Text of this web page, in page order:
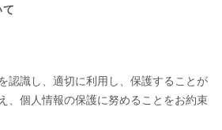
認識し、適切に利用し、保護することが
、個人情報の保護に努めることをお約束